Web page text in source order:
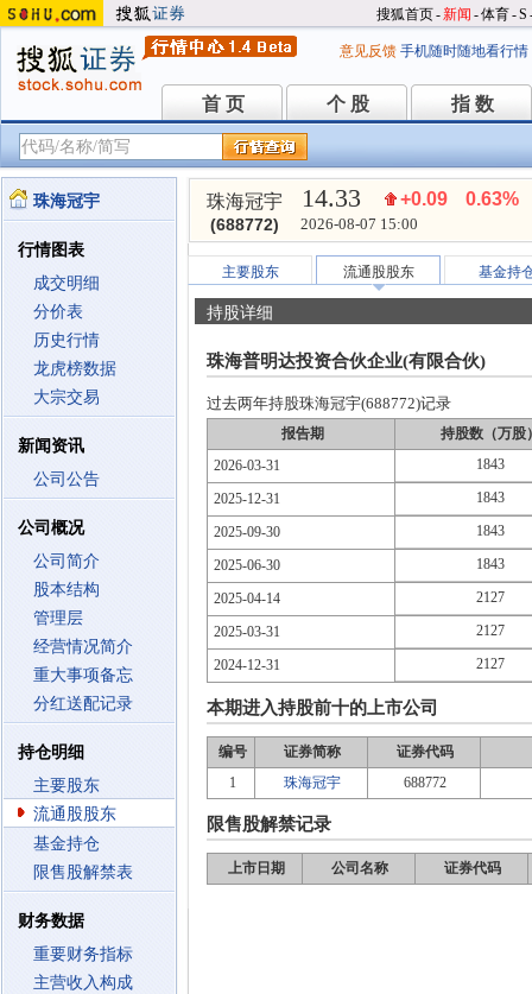
搜狐首页-新闻 -体育-S
意见反馈 手机随时随地看行情
首 页
首 页 个 股
个 股 指 数
指 数
珠海冠宇
行情图表
成交明细
分价表
历史行情
龙虎榜数据
大宗交易
新闻资讯
公司公告
公司概况
公司简介
股本结构
管理层
经营情况简介
重大事项备忘
分红送配记录
持仓明细
主要股东
流通股股东
基金持仓
限售股解禁表
财务数据
重要财务指标
主营收入构成
珠海冠宇
(688772)
14.33 +0.09 0.63%
2026-08-07 15:00
主要股东 流通股股东 基金持
持股详细
珠海普明达投资合伙企业(有限合伙)
过去两年持股珠海冠宇(688772)记录
报告期
持股数（万股
2026-03-31
1843
2025-12-31 1843
2025-09-30 1843
2025-06-30 1843
2025-04-14 2127
2025-03-31 2127
2024-12-31 2127
本期进入持股前十的上市公司
编号 证券简称
证券代码
1
珠海冠宇 688772
限售股解禁记录
上市日期 公司名称 证券代码